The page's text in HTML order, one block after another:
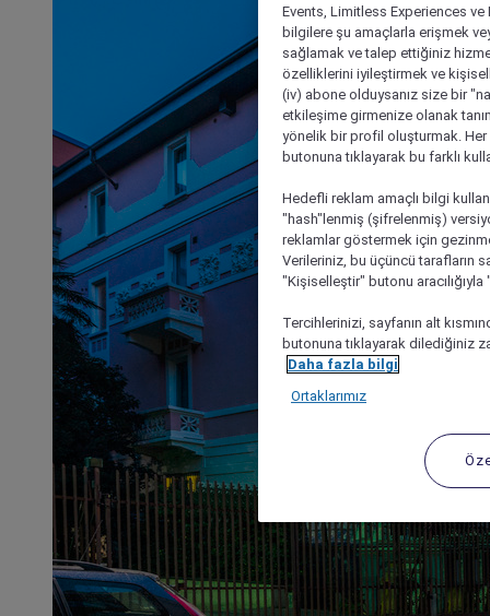
Events, Limitless Experiences
bilgilere şu amaçlarla erişmek
sağlamak ve talep ettiğiniz
özelliklerini iyileştirmek ve
(iv) abone olduysanız size bir
etkileşime girmenize olanak
yönelik bir profil oluşturmak.
butonuna tıklayarak bu farklı
Hedefli reklam amaçlı bilgi
"hash"lenmiş (şifrelenmiş)
reklamlar göstermek için
Verileriniz, bu üçüncü tarafların
"Kişiselleştir" butonu
Tercihlerinizi, sayfanın alt
butonuna tıklayarak dilediğiniz
Daha fazla bilgi
Ortaklarımız